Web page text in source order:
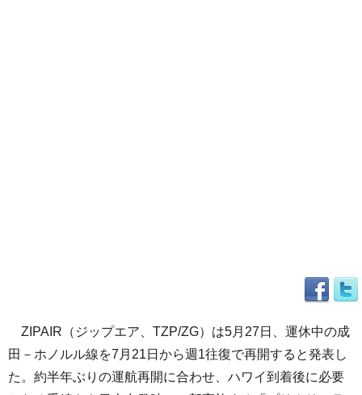
ZIPAIR（ジップエア、TZP/ZG）は5月27日、運休中の成
田－ホノルル線を7月21日から週1往復で再開すると発表し
た。約半年ぶりの運航再開に合わせ、ハワイ到着後に必要